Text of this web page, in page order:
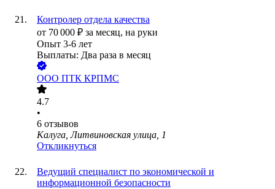
Контролер отдела качества
от 70 000 ₽ за месяц, на руки
Опыт 3-6 лет
Выплаты: Два раза в месяц
ООО ПТК КРПМС
4.7
•
6 отзывов
Калуга, Литвиновская улица, 1
Откликнуться
Ведущий специалист по экономической и
информационной безопасности